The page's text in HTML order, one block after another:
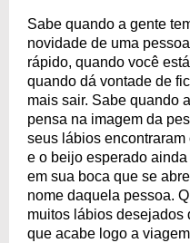
Sabe quando a gente
novidade de uma
rápido, quando você
quando dá vontade de
mais sair. Sabe quando
pensa na imagem da
seus lábios
e o beijo esperado
em sua boca que se
nome daquela pessoa.
muitos lábios desejados
que acabe logo a